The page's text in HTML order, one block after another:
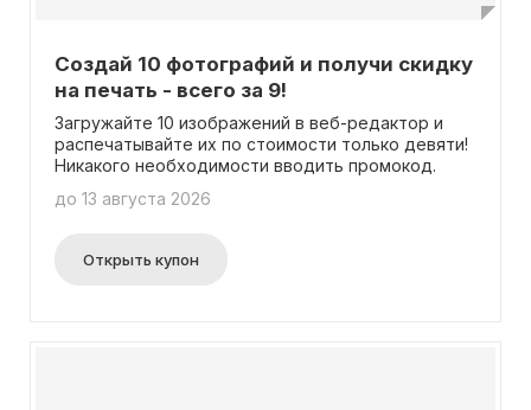
Создай 10 фотографий и получи скидку
на печать - всего за 9!
Загружайте 10 изображений в веб-редактор и
распечатывайте их по стоимости только девяти!
Никакого необходимости вводить промокод.
до 13 августа 2026
Открыть купон